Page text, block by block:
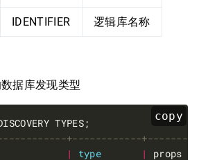
IDENTIFIER 逻辑库名称
据库发现类型
copy
| type |